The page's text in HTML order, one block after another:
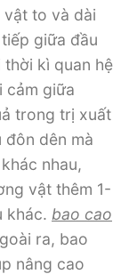
to và dài
giữa đầu
kì quan hệ
cảm giữa
trong trị xuất
đôn dên mà
nhau,
vật thêm 1-
khác. bao cao
ra, bao
nâng cao